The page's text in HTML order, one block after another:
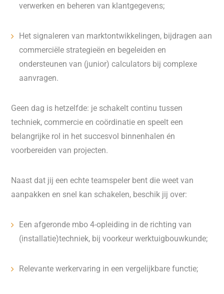
verwerken en beheren van klantgegevens;
Het signaleren van marktontwikkelingen, bijdragen aan
commerciële strategieën en begeleiden en
ondersteunen van (junior) calculators bij complexe
aanvragen.
Geen dag is hetzelfde: je schakelt continu tussen
techniek, commercie en coördinatie en speelt een
belangrijke rol in het succesvol binnenhalen én
voorbereiden van projecten.
Naast dat jij een echte teamspeler bent die weet van
aanpakken en snel kan schakelen, beschik jij over:
Een afgeronde mbo 4-opleiding in de richting van
(installatie)techniek, bij voorkeur werktuigbouwkunde;
Relevante werkervaring in een vergelijkbare functie;